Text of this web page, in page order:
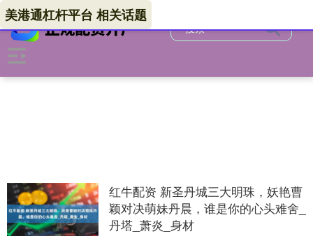
美港通杠杆平台 相关话题
红牛配资 新圣丹城三大明珠，妖艳曹
颖对决萌妹丹晨，谁是你的心头难舍_
丹塔_萧炎_身材